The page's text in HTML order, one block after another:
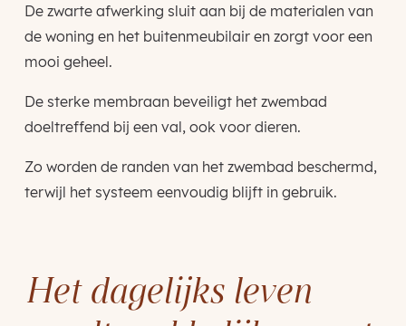
De zwarte afwerking sluit aan bij de materialen van
de woning en het buitenmeubilair en zorgt voor een
mooi geheel.
De sterke membraan beveiligt het zwembad
doeltreffend bij een val, ook voor dieren.
Zo worden de randen van het zwembad beschermd,
terwijl het systeem eenvoudig blijft in gebruik.
Het dagelijks leven